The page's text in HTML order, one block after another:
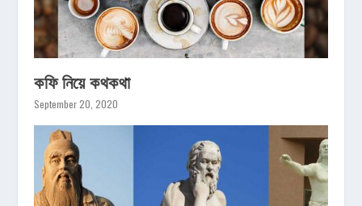
কফি নিয়ে কথকথা
September 20, 2020